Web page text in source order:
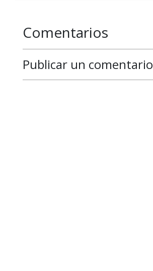
Comentarios
Publicar un comentario